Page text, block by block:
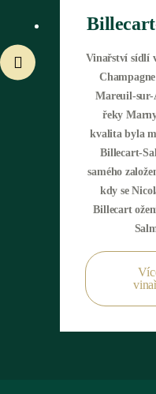
Vinařská
Chci
Vinařská
Chci
Vinařství sídlí
Mareuil-
řeky
kvalita byla
Billecart-
samého
kdy se
Billecart